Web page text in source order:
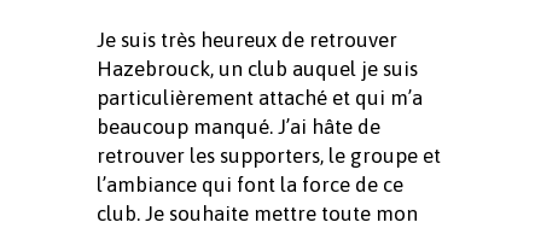
Je suis très heureux de retrouver
Hazebrouck, un club auquel je suis
particulièrement attaché et qui m’a
beaucoup manqué. J’ai hâte de
retrouver les supporters, le groupe et
l’ambiance qui font la force de ce
club. Je souhaite mettre toute mon